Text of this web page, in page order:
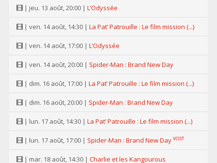
| jeu. 13 août, 20:00 | L’Odyssée
| ven. 14 août, 14:30 | La Pat’ Patrouille : Le film mission (...)
| ven. 14 août, 17:00 | L’Odyssée
| ven. 14 août, 20:00 | Spider-Man : Brand New Day
| dim. 16 août, 17:00 | La Pat’ Patrouille : Le film mission (...)
| dim. 16 août, 20:00 | Spider-Man : Brand New Day
| lun. 17 août, 14:30 | La Pat’ Patrouille : Le film mission (...)
| lun. 17 août, 17:00 | Spider-Man : Brand New Day VOST
| mar. 18 août, 14:30 | Charlie et les Kangourous